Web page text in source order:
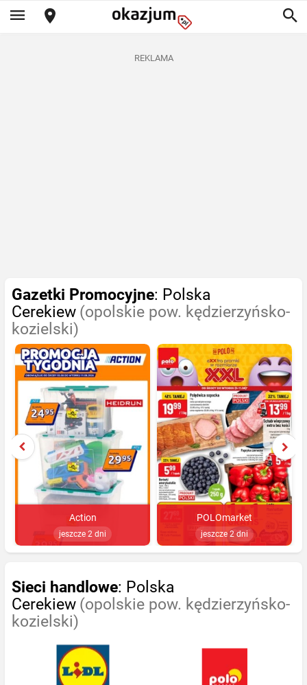
REKLAMA
Gazetki Promocyjne: Polska
Cerekiew (opolskie pow. kędzierzyńsko-
kozielski)
Action
jeszcze 2 dni
POLOmarket
jeszcze 2 dni
Sieci handlowe: Polska
Cerekiew (opolskie pow. kędzierzyńsko-
kozielski)